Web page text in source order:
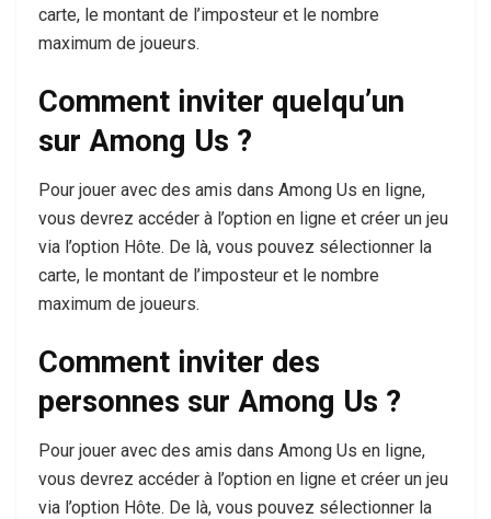
carte, le montant de l’imposteur et le nombre
maximum de joueurs.
Comment inviter quelqu’un
sur Among Us ?
Pour jouer avec des amis dans Among Us en ligne,
vous devrez accéder à l’option en ligne et créer un jeu
via l’option Hôte. De là, vous pouvez sélectionner la
carte, le montant de l’imposteur et le nombre
maximum de joueurs.
Comment inviter des
personnes sur Among Us ?
Pour jouer avec des amis dans Among Us en ligne,
vous devrez accéder à l’option en ligne et créer un jeu
via l’option Hôte. De là, vous pouvez sélectionner la